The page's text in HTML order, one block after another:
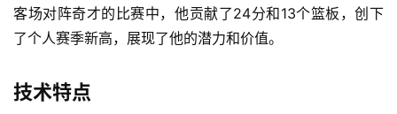
手
影
客场对阵奇才的比赛中，他贡献了24分和13个篮板，创下
了个人赛季新高，展现了他的潜力和价值。
技术特点